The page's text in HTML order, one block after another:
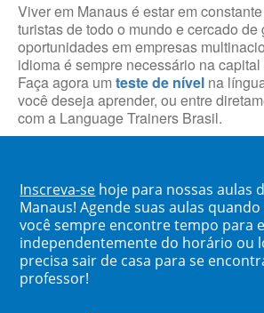
Viver em Manaus é estar em
turistas de todo o mundo e cercado de
oportunidades em empresas
idioma é sempre necessário na
Faça agora um teste de nível na
você deseja aprender, ou entre
com a Language Trainers Brasil.
Inscreva-se hoje para nossas aulas
Manaus! Agende suas aulas
você sempre encontre tempo para
independentemente do horário ou
precisa sair de casa para se
professor!